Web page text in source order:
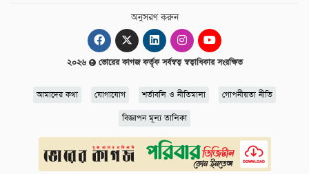
অনুসরণ করুন
২০২৬ ভোরের কাগজ কর্তৃক সর্বস্বত্ব স্বত্বাধিকার সংরক্ষিত
আমাদের কথা যোগাযোগ শর্তাবলি ও নীতিমালা গোপনীয়তা নীতি
বিজ্ঞাপন মূল্য তালিকা